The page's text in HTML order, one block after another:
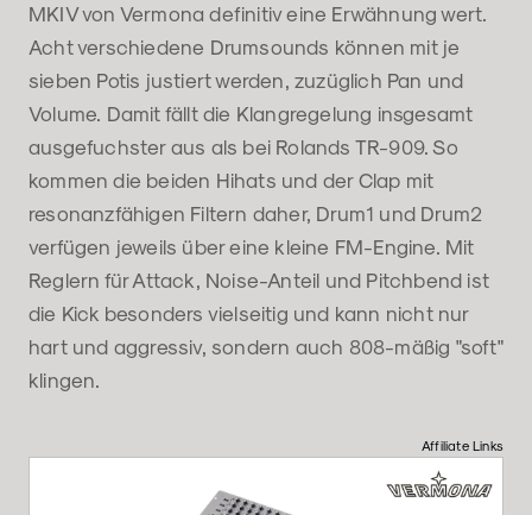
MKIV von Vermona definitiv eine Erwähnung wert.
Acht verschiedene Drumsounds können mit je
sieben Potis justiert werden, zuzüglich Pan und
Volume. Damit fällt die Klangregelung insgesamt
ausgefuchster aus als bei Rolands TR-909. So
kommen die beiden Hihats und der Clap mit
resonanzfähigen Filtern daher, Drum1 und Drum2
verfügen jeweils über eine kleine FM-Engine. Mit
Reglern für Attack, Noise-Anteil und Pitchbend ist
die Kick besonders vielseitig und kann nicht nur
hart und aggressiv, sondern auch 808-mäßig "soft"
klingen.
Affiliate Links